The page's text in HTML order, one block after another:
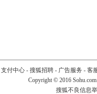
支付中心- 搜狐招聘- 广告服务 - 客
Copyright © 2016
搜狐不良信息